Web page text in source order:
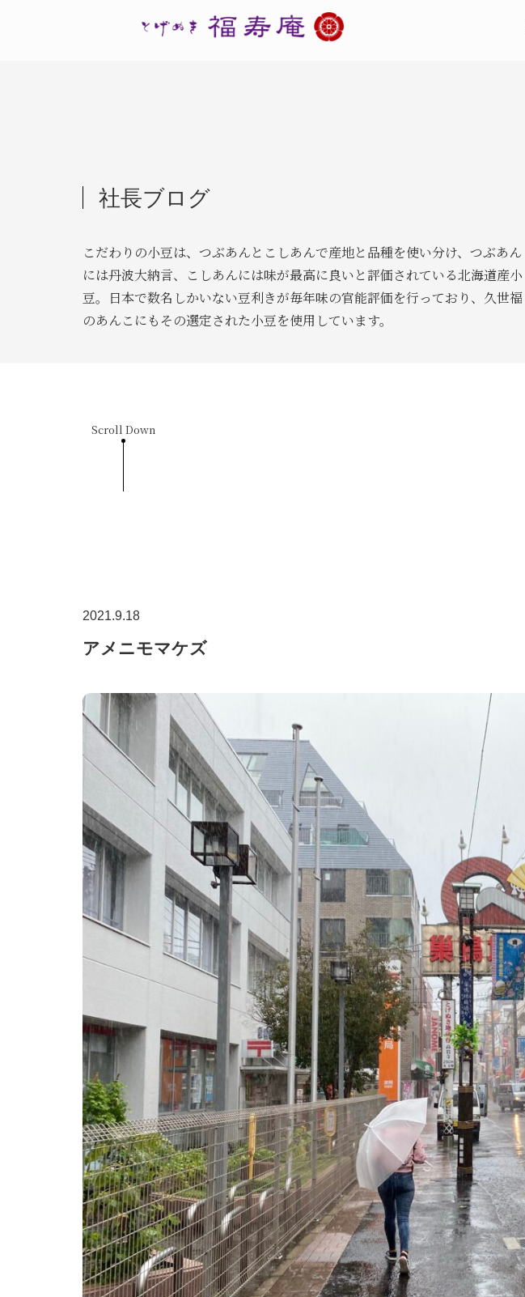
社長ブログ
こだわりの小豆は、つぶあんとこしあんで産地と品種を使い分け、つぶあん
には丹波大納言、こしあんには味が最高に良いと評価されている北海道産小
豆。日本で数名しかいない豆利きが毎年味の官能評価を行っており、久世福
のあんこにもその選定された小豆を使用しています。
Scroll Down
2021.9.18
アメニモマケズ